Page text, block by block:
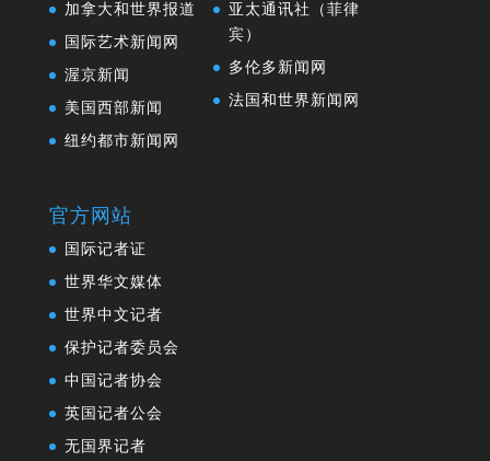
加拿大和世界报道
国际艺术新闻网
渥京新闻
美国西部新闻
纽约都市新闻网
亚太通讯社（菲律
宾）
多伦多新闻网
法国和世界新闻网
官方网站
国际记者证
世界华文媒体
世界中文记者
保护记者委员会
中国记者协会
英国记者公会
无国界记者